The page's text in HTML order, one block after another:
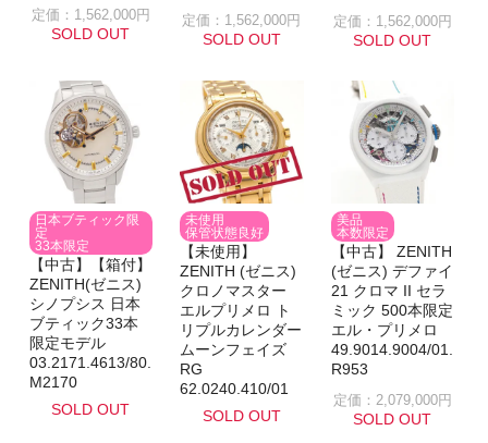
定価：1,562,000円
SOLD OUT
定価：1,562,000円
SOLD OUT
定価：1,562,000円
SOLD OUT
日本ブティック限
定
33本限定
【中古】【箱付】
ZENITH(ゼニス)
シノプシス 日本
ブティック33本
限定モデル
03.2171.4613/80.
M2170
SOLD OUT
未使用
保管状態良好
【未使用】
ZENITH (ゼニス)
クロノマスター
エルプリメロ ト
リプルカレンダー
ムーンフェイズ
RG
62.0240.410/01
SOLD OUT
美品
本数限定
【中古】 ZENITH
(ゼニス) デファイ
21 クロマ II セラ
ミック 500本限定
エル・プリメロ
49.9014.9004/01.
R953
定価：2,079,000円
SOLD OUT